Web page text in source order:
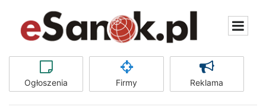
Ogłoszenia Firmy Reklama